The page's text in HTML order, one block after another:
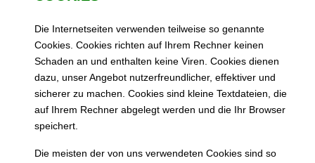
Die Internetseiten verwenden teilweise so genannte
Cookies. Cookies richten auf Ihrem Rechner keinen
Schaden an und enthalten keine Viren. Cookies dienen
dazu, unser Angebot nutzerfreundlicher, effektiver und
sicherer zu machen. Cookies sind kleine Textdateien, die
auf Ihrem Rechner abgelegt werden und die Ihr Browser
speichert.
Die meisten der von uns verwendeten Cookies sind so